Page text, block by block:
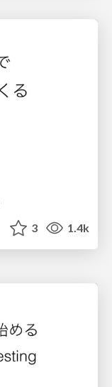
3 1.4k